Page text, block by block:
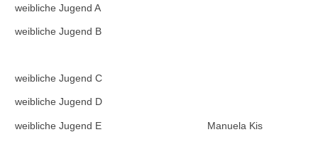
weibliche Jugend A
weibliche Jugend B
weibliche Jugend C
weibliche Jugend D
weibliche Jugend E Manuela Kis